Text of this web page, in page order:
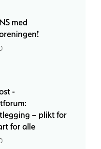
med
-
– plikt for
for alle